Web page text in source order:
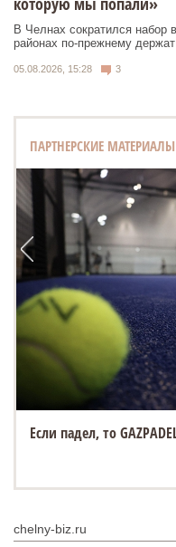
В Челнах сократился
районах по-прежнему держат
05.08.2026, 15:28 3
ПАРТНЕРСКИЕ МАТЕРИАЛЫ
Если падел, то
chelny-biz.ru